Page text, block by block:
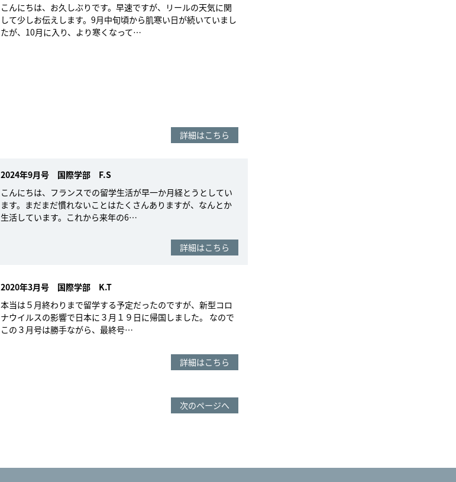
こんにちは、お久しぶりです。早速ですが、リールの天気に関
して少しお伝えします。9月中旬頃から肌寒い日が続いていまし
たが、10月に入り、より寒くなって…
詳細はこちら
2024年9月号 国際学部 F.S
こんにちは、フランスでの留学生活が早一か月経とうとしてい
ます。まだまだ慣れないことはたくさんありますが、なんとか
生活しています。これから来年の6…
詳細はこちら
2020年3月号 国際学部 K.T
本当は５月終わりまで留学する予定だったのですが、新型コロ
ナウイルスの影響で日本に３月１９日に帰国しました。 なので
この３月号は勝手ながら、最終号…
詳細はこちら
次のページへ